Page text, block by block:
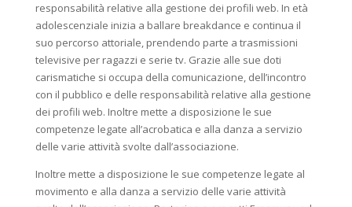
responsabilità relative alla gestione dei profili web. In età
adolescenziale inizia a ballare breakdance e continua il
suo percorso attoriale, prendendo parte a trasmissioni
televisive per ragazzi e serie tv. Grazie alle sue doti
carismatiche si occupa della comunicazione, dell’incontro
con il pubblico e delle responsabilità relative alla gestione
dei profili web. Inoltre mette a disposizione le sue
competenze legate all’acrobatica e alla danza a servizio
delle varie attività svolte dall’associazione.
Inoltre mette a disposizione le sue competenze legate al
movimento e alla danza a servizio delle varie attività